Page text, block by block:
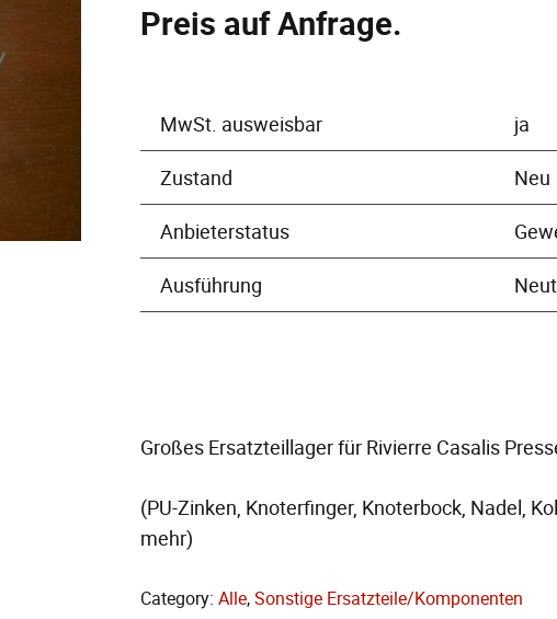
Preis auf Anfrage.
MwSt. ausweisbar ja
Zustand Neu
Anbieterstatus
Ausführung
Großes Ersatzteillager für Rivierre Casalis
(PU-Zinken, Knoterfinger, Knoterbock, Nadel,
mehr)
Category: Alle,Sonstige Ersatzteile/Komponenten